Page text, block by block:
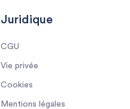
Juridique
CGU
Vie privée
Cookies
Mentions légales